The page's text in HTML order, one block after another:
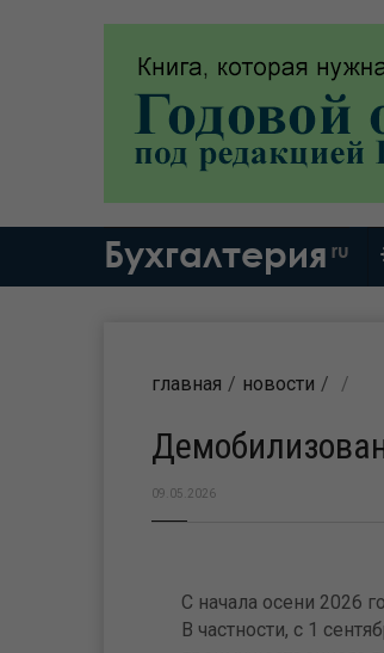
Бухгалтерия ru
главная новости
09.05.2026
С начала осени 2026
В частности, с 1